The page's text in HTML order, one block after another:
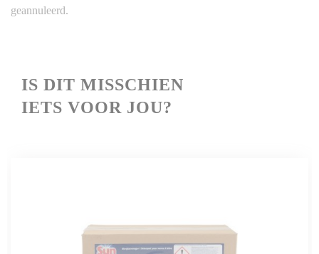
geannuleerd.
IS DIT MISSCHIEN
IETS VOOR JOU?